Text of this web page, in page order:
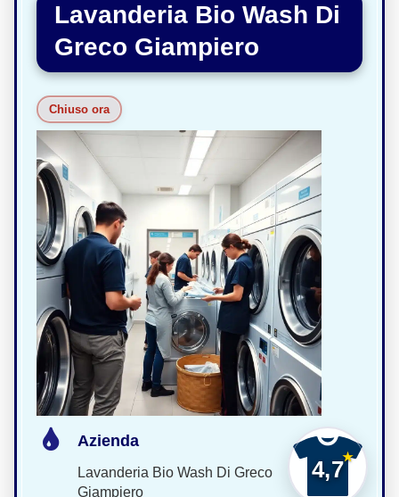
Lavanderia Bio Wash Di
Greco Giampiero
Chiuso ora
4,7
Azienda
Lavanderia Bio Wash Di Greco
Giampiero